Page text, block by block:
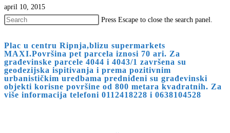
april 10, 2015
Press Escape to close the search panel.
Plac u centru Ripnja,blizu supermarkets
MAXI.Površina pet parcela iznosi 70 ari. Za
građevinske parcele 4044 i 4043/1 završena su
geodezijska ispitivanja i prema pozitivnim
urbanističkim uredbama predniđeni su građevinski
objekti korisne površine od 800 metara kvadratnih. Za
više informacija telefoni 0112418228 i 0638104528